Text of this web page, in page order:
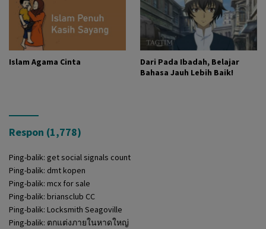
Islam Agama Cinta
Dari Pada Ibadah, Belajar
Bahasa Jauh Lebih Baik!
Respon (1,778)
Ping-balik: get social signals count
Ping-balik: dmt kopen
Ping-balik: mcx for sale
Ping-balik: briansclub CC
Ping-balik: Locksmith Seagoville
Ping-balik: ตกแต่งภายในหาดใหญ่